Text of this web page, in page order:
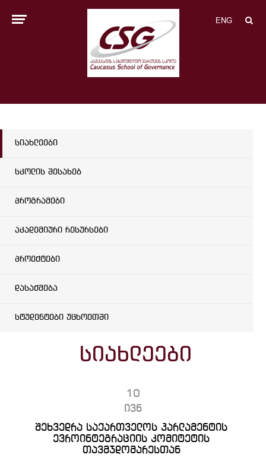
ENG
სიახლეები
სკოლის შესახებ
პროგრამები
აკადემიური რესურსები
პროექტები
დასაქმება
სტუდენტები უცხოეთში
სიახლეები
10
ივნ
შეხვედრა საქართველოს პარლამენტის
ევროინტეგრაციის კომიტეტის
თავმჯდომარესთან